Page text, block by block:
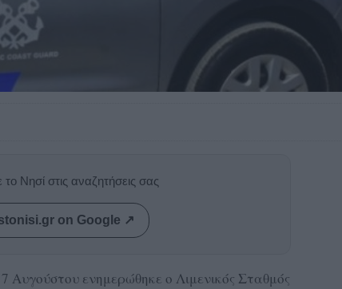
Νησί στις αναζητήσεις σας
on Google ↗
Αυγούστου ενημερώθηκε ο Λιμενικός Σταθμός